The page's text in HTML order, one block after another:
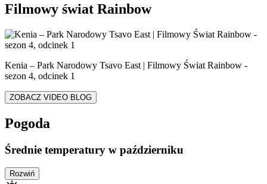
Filmowy świat Rainbow
Kenia – Park Narodowy Tsavo East | Filmowy Świat Rainbow -
sezon 4, odcinek 1
ZOBACZ VIDEO BLOG
Pogoda
Średnie temperatury w październiku
Rozwiń